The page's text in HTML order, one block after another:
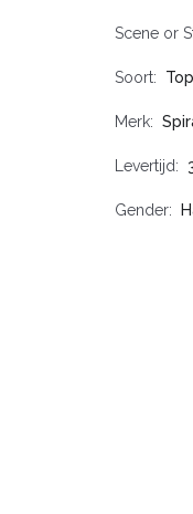
Scene or
Soort
Merk
Levertijd
Gender